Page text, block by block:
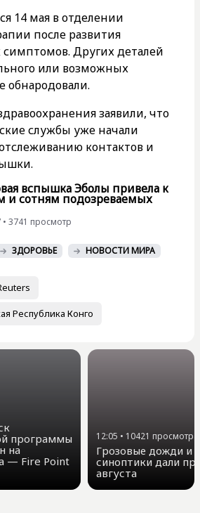
14 мая в отделении
после развития
симптомов. Других деталей
или возможных
обнародовали.
заявили, что
службы уже начали
контактов и
вспышка Эболы привела к
и сотням подозреваемых
• 3741 просмотр
ЗДОРОВЬЕ НОВОСТИ МИРА
Республика Конго
программы
на
— Fire Point
12:05 • 10421 просмотра
Грозовые дожди и
синоптики дали
августа